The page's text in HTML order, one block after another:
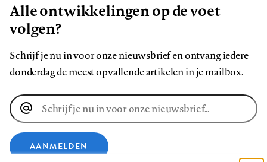
Alle ontwikkelingen op de voet
volgen?
Schrijf je nu in voor onze nieuwsbrief en ontvang iedere
donderdag de meest opvallende artikelen in je mailbox.
E-
mailadres
AANMELDEN